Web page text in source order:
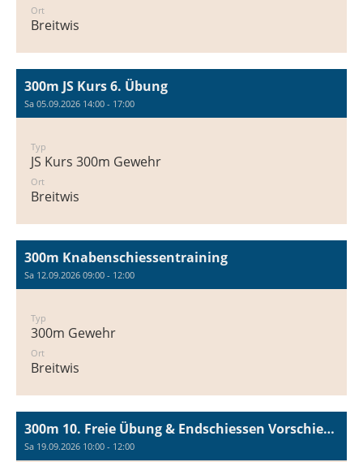
Ort
Breitwis
300m JS Kurs 6. Übung
Sa 05.09.2026 14:00 - 17:00
Typ
JS Kurs 300m Gewehr
Ort
Breitwis
300m Knabenschiessentraining
Sa 12.09.2026 09:00 - 12:00
Typ
300m Gewehr
Ort
Breitwis
300m 10. Freie Übung & Endschiessen Vorschiessen
Sa 19.09.2026 10:00 - 12:00